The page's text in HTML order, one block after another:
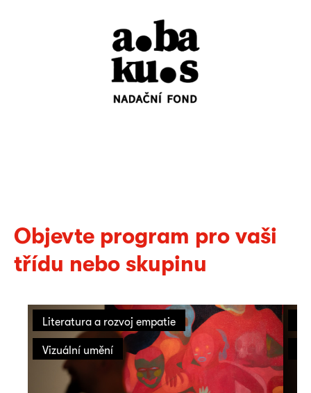
Objevte program pro vaši
třídu nebo skupinu
Literatura a rozvoj empatie
Vizuální umění